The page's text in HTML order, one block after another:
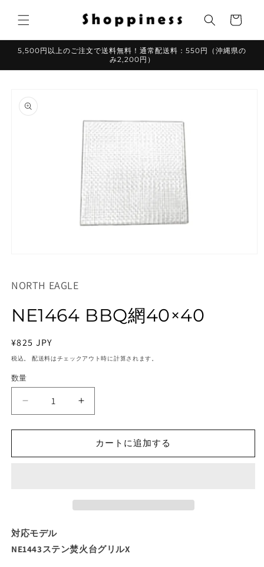
ンツに
進む
ー
5,500円以上のご注文で送料無料！通常配送料：550円（沖縄県の
み2,200円）
報にス
キップ
ル
メ
デ
ア
を
開
く
NORTH EAGLE
NE1464 BBQ網40×40
通
常
格
¥825 JPY
税込。 配送料はチェックアウト時に計算されます。
数量
NE1464
BBQ
網
の
ら
NE1464
BBQ
網
40×40
の
を
す
カートに追加する
対応モデル
NE1443ステン焚火台グリルX